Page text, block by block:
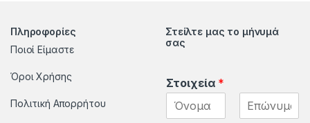
Πληροφορίες
Ποιοί Είμαστε
Όροι Χρήσης
Πολιτική Απορρήτου
Στείλτε μας το μήνυμά
σας
Στοιχεία *